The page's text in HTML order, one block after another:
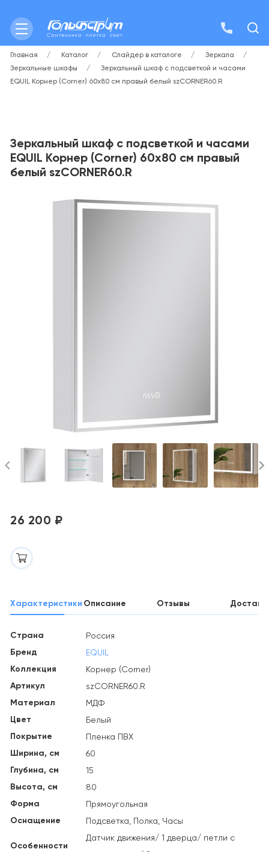
Главная Каталог Слайдер в каталоге
Зеркала
Зеркальные шкафы
Зеркальный шкаф с подсветкой и часами
EQUIL Корнер (Corner) 60х80 см правый белый szCORNER60.R
Зеркальный шкаф с подсветкой и часами
EQUIL Корнер (Corner) 60х80 см правый
белый szCORNER60.R
26 200 ₽
Характеристики Описание Отзывы
Страна Россия
Бренд EQUIL
Коллекция Корнер (Corner)
Артикул szCORNER60.R
Материал МДФ
Цвет Белый
Покрытие Пленка ПВХ
Ширина, см 60
Глубина, см 15
Высота, см 80
Форма Прямоугольная
Оснащение Подсветка, Полка, Часы
Особенности
Датчик движения/ 1 дверца/ петли с